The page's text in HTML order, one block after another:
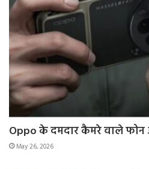
Oppo के दमदार कैमरे वाले
May 26, 2026